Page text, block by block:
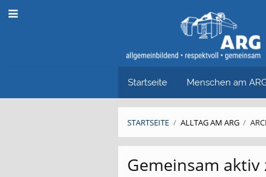
Startseite Menschen am
STARTSEITE / ALLTAG AM ARG /
Archiv
Gemeinsam